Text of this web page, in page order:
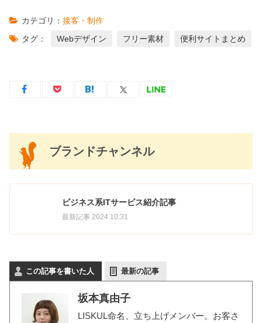
カテゴリ： 接客・制作
タグ：
Webデザイン フリー素材 便利サイトまとめ
ブランドチャンネル
ビジネス系ITサービス紹介記事
最新記事 2024.10.31
この記事を書いた人 最新の記事
坂本真由子
LISKUL命名、立ち上げメンバー。お客さ